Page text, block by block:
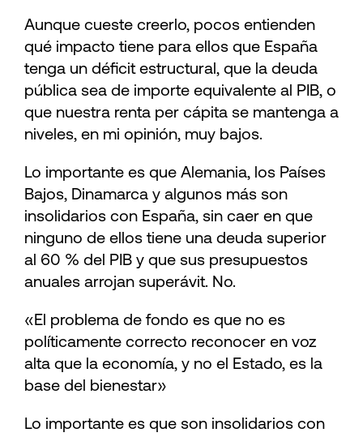
Aunque cueste creerlo, pocos entienden
qué impacto tiene para ellos que España
tenga un déficit estructural, que la deuda
pública sea de importe equivalente al PIB, o
que nuestra renta per cápita se mantenga a
niveles, en mi opinión, muy bajos.
Lo importante es que Alemania, los Países
Bajos, Dinamarca y algunos más son
insolidarios con España, sin caer en que
ninguno de ellos tiene una deuda superior
al 60 % del PIB y que sus presupuestos
anuales arrojan superávit. No.
«El problema de fondo es que no es
políticamente correcto reconocer en voz
alta que la economía, y no el Estado, es la
base del bienestar»
Lo importante es que son insolidarios con